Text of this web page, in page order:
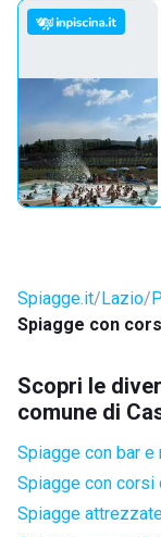
Spiagge.it Lazio
Spiagge con
Scopri le
comune di
Spiagge con bar e
Spiagge con
Spiagge